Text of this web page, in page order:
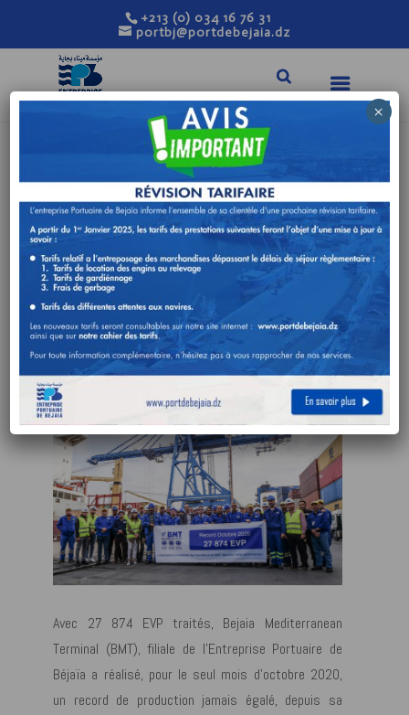
+213 (0) 034 16 76 31
portbj@portdebejaia.dz
RECORD DE
PRODUCTION AU
TERMINAL À
CONTENEURS DU
PORT DE BÉJAÏA –
BMT
Nov 8, 2020
Avec 27 874 EVP traités, Bejaia Mediterranean
Terminal (BMT), filiale de l’Entreprise Portuaire de
Béjaïa a réalisé, pour le seul mois d’octobre 2020,
un record de production jamais égalé, depuis sa
×